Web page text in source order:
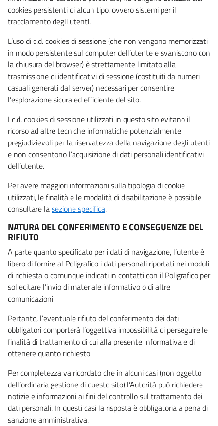
cookies persistenti di alcun tipo, ovvero sistemi per il
tracciamento degli utenti.
L’uso di c.d. cookies di sessione (che non vengono memorizzati
in modo persistente sul computer dell’utente e svaniscono con
la chiusura del browser) è strettamente limitato alla
trasmissione di identificativi di sessione (costituiti da numeri
casuali generati dal server) necessari per consentire
l’esplorazione sicura ed efficiente del sito.
I c.d. cookies di sessione utilizzati in questo sito evitano il
ricorso ad altre tecniche informatiche potenzialmente
pregiudizievoli per la riservatezza della navigazione degli utenti
e non consentono l’acquisizione di dati personali identificativi
dell’utente.
Per avere maggiori informazioni sulla tipologia di cookie
utilizzati, le finalità e le modalità di disabilitazione è possibile
consultare lasezione specifica.
NATURA DEL CONFERIMENTO E CONSEGUENZE DEL
RIFIUTO
A parte quanto specificato per i dati di navigazione, l’utente è
libero di fornire al Poligrafico i dati personali riportati nei moduli
di richiesta o comunque indicati in contatti con il Poligrafico per
sollecitare l’invio di materiale informativo o di altre
comunicazioni.
Pertanto, l’eventuale rifiuto del conferimento dei dati
obbligatori comporterà l’oggettiva impossibilità di perseguire le
finalità di trattamento di cui alla presente Informativa e di
ottenere quanto richiesto.
Per completezza va ricordato che in alcuni casi (non oggetto
dell’ordinaria gestione di questo sito) l’Autorità può richiedere
notizie e informazioni ai fini del controllo sul trattamento dei
dati personali. In questi casi la risposta è obbligatoria a pena di
sanzione amministrativa.